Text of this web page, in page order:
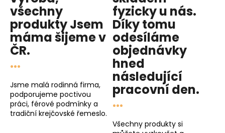
všechny
produktyJsem
mámašijeme v
ČR.
...
Jsme malá rodinná firma,
podporujeme poctivou
práci, férové podmínky a
tradiční krejčovské řemeslo.
fyzicky u nás.
Díky tomu
odesíláme
objednávky
hned
následující
pracovní den.
...
Všechny produkty si